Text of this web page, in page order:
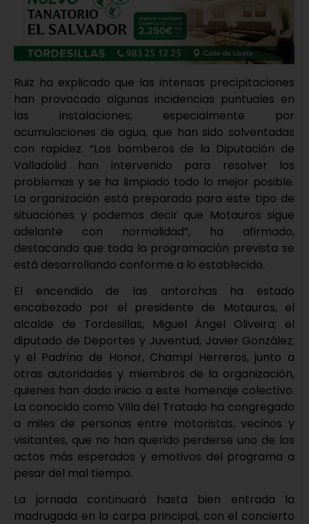
Ruiz ha explicado que las intensas precipitaciones
han provocado algunas incidencias puntuales en
las instalaciones, especialmente por
acumulaciones de agua, que han sido solventadas
con rapidez. “Los bomberos de la Diputación de
Valladolid han intervenido para resolver los
problemas y se ha limpiado todo lo mejor posible.
La organización está preparada para este tipo de
situaciones y podemos decir que Motauros sigue
adelante con normalidad”, ha afirmado,
destacando que toda la programación prevista se
está desarrollando conforme a lo establecido.
El encendido de las antorchas ha estado
encabezado por el presidente de Motauros, el
alcalde de Tordesillas, Miguel Ángel Oliveira; el
diputado de Deportes y Juventud, Javier González;
y el Padrino de Honor, Champi Herreros, junto a
otras autoridades y miembros de la organización,
quienes han dado inicio a este homenaje colectivo.
La conocida como Villa del Tratado ha congregado
a miles de personas entre motoristas, vecinos y
visitantes, que no han querido perderse uno de los
actos más esperados y emotivos del programa a
pesar del mal tiempo.
La jornada continuará hasta bien entrada la
madrugada en la carpa principal, con el concierto